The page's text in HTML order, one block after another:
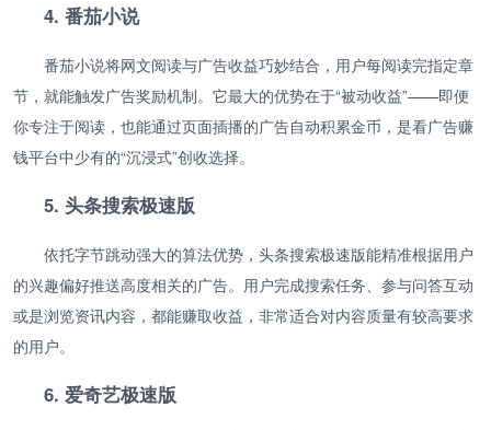
4. 番茄小说
番茄小说将网文阅读与广告收益巧妙结合，用户每阅读完指定章
节，就能触发广告奖励机制。它最大的优势在于“被动收益”——即便
你专注于阅读，也能通过页面插播的广告自动积累金币，是看广告赚
钱平台中少有的“沉浸式”创收选择。
5. 头条搜索极速版
依托字节跳动强大的算法优势，头条搜索极速版能精准根据用户
的兴趣偏好推送高度相关的广告。用户完成搜索任务、参与问答互动
或是浏览资讯内容，都能赚取收益，非常适合对内容质量有较高要求
的用户。
6. 爱奇艺极速版